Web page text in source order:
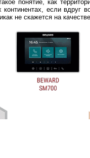
понятие, как
если вдруг
не скажется на